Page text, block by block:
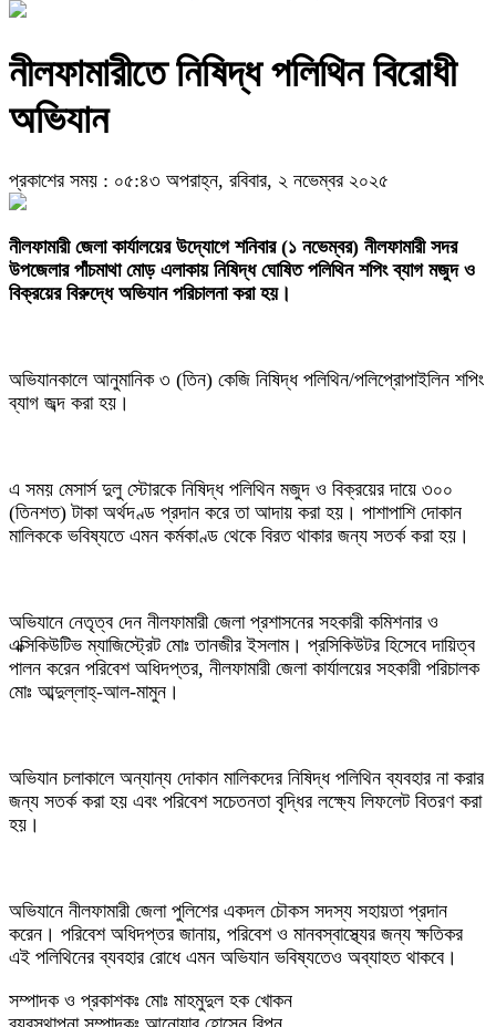
নীলফামারীতে নিষিদ্ধ পলিথিন বিরোধী
অভিযান
প্রকাশের সময় : ০৫:৪৩ অপরাহ্ন, রবিবার, ২ নভেম্বর ২০২৫
নীলফামারী জেলা কার্যালয়ের উদ্যোগে শনিবার (১ নভেম্বর) নীলফামারী সদর
উপজেলার পাঁচমাথা মোড় এলাকায় নিষিদ্ধ ঘোষিত পলিথিন শপিং ব্যাগ মজুদ ও
বিক্রয়ের বিরুদ্ধে অভিযান পরিচালনা করা হয়।
অভিযানকালে আনুমানিক ৩ (তিন) কেজি নিষিদ্ধ পলিথিন/পলিপ্রোপাইলিন শপিং
ব্যাগ জব্দ করা হয়।
এ সময় মেসার্স দুলু স্টোরকে নিষিদ্ধ পলিথিন মজুদ ও বিক্রয়ের দায়ে ৩০০
(তিনশত) টাকা অর্থদণ্ড প্রদান করে তা আদায় করা হয়। পাশাপাশি দোকান
মালিককে ভবিষ্যতে এমন কর্মকাণ্ড থেকে বিরত থাকার জন্য সতর্ক করা হয়।
অভিযানে নেতৃত্ব দেন নীলফামারী জেলা প্রশাসনের সহকারী কমিশনার ও
এক্সিকিউটিভ ম্যাজিস্ট্রেট মোঃ তানজীর ইসলাম। প্রসিকিউটর হিসেবে দায়িত্ব
পালন করেন পরিবেশ অধিদপ্তর, নীলফামারী জেলা কার্যালয়ের সহকারী পরিচালক
মোঃ আব্দুল্লাহ্-আল-মামুন।
অভিযান চলাকালে অন্যান্য দোকান মালিকদের নিষিদ্ধ পলিথিন ব্যবহার না করার
জন্য সতর্ক করা হয় এবং পরিবেশ সচেতনতা বৃদ্ধির লক্ষ্যে লিফলেট বিতরণ করা
হয়।
অভিযানে নীলফামারী জেলা পুলিশের একদল চৌকস সদস্য সহায়তা প্রদান
করেন। পরিবেশ অধিদপ্তর জানায়, পরিবেশ ও মানবস্বাস্থ্যের জন্য ক্ষতিকর
এই পলিথিনের ব্যবহার রোধে এমন অভিযান ভবিষ্যতেও অব্যাহত থাকবে।
সম্পাদক ও প্রকাশকঃ মোঃ মাহমুদুল হক খোকন